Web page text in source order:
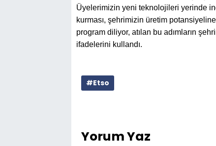
Üyelerimizin yeni teknolojileri yerinde
kurması, şehrimizin üretim
program diliyor, atılan bu adımların
ifadelerini kullandı.
#Etso
Yorum Yaz